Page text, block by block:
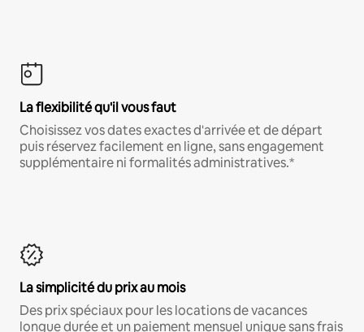
La flexibilité qu'il vous faut
Choisissez vos dates exactes d'arrivée et de départ
puis réservez facilement en ligne, sans engagement
supplémentaire ni formalités administratives.*
La simplicité du prix au mois
Des prix spéciaux pour les locations de vacances
longue durée et un paiement mensuel unique sans frais